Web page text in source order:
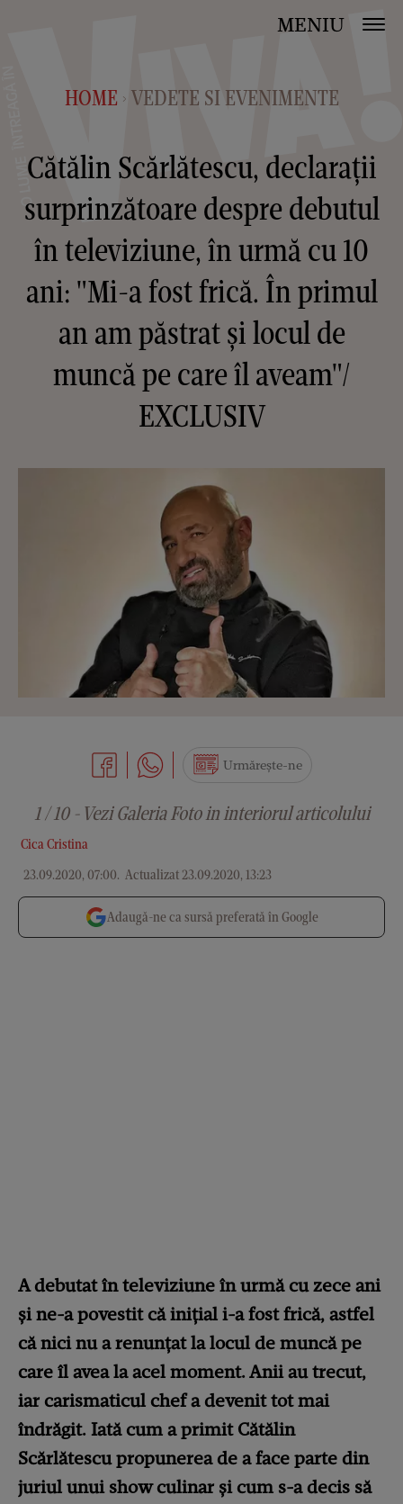
MENIU
HOME > VEDETE SI EVENIMENTE
Cătălin Scărlătescu, declarații
surprinzătoare despre debutul
în televiziune, în urmă cu 10
ani: "Mi-a fost frică. În primul
an am păstrat și locul de
muncă pe care îl aveam"/
EXCLUSIV
Cica Cristina
23.09.2020, 07:00. Actualizat 23.09.2020, 13:23
Urmărește-ne
1 / 10 - Vezi Galeria Foto in interiorul articolului
Adaugă-ne ca sursă preferată în Google
A debutat în televiziune în urmă cu zece ani
și ne-a povestit că inițial i-a fost frică, astfel
că nici nu a renunțat la locul de muncă pe
care îl avea la acel moment. Anii au trecut,
iar carismaticul chef a devenit tot mai
îndrăgit. Iată cum a primit Cătălin
Scărlătescu propunerea de a face parte din
juriul unui show culinar și cum s-a decis să